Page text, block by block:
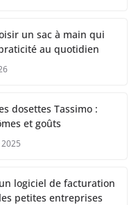
un sac à main qui
au quotidien
dosettes Tassimo :
et goûts
logiciel de facturation
petites entreprises